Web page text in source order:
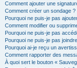
Comment ajouter une
Comment créer un sondage ?
Pourquoi ne puis-je pas
Comment modifier ou
Pourquoi ne puis-je pas
Pourquoi ne puis-je pas
Pourquoi ai-je reçu un
Comment rapporter des
À quoi sert le bouton «